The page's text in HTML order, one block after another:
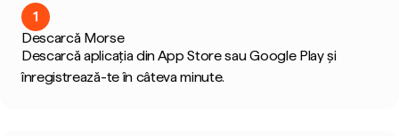
1
Descarcă Morse
Descarcă aplicația din App Store sau Google Play și
înregistrează-te în câteva minute.